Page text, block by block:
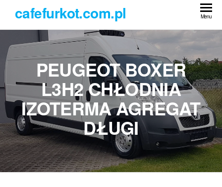
treści
cafefurkot.com.pl Menu
PEUGEOT BOXER
L3H2 CHŁODNIA
IZOTERMA AGREGAT
DŁUGI